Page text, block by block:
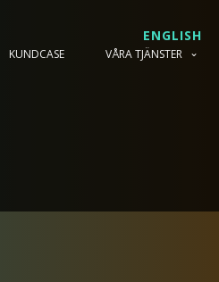
ENGLISH
KUNDCASE VÅRA TJÄNSTER